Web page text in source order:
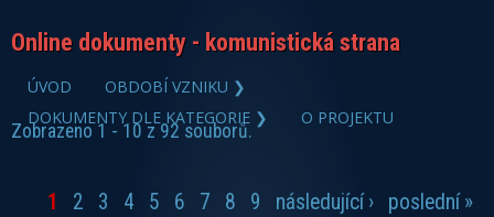
Online dokumenty - komunistická strana
ÚVOD
OBDOBÍ VZNIKU ❯
DOKUMENTY DLE KATEGORIE ❯
O PROJEKTU
Zobrazeno 1 - 10 z 92 souborů.
1 2 3 4 5 6 7 8 9 následující ›
poslední »
zobrazit PDF dokument